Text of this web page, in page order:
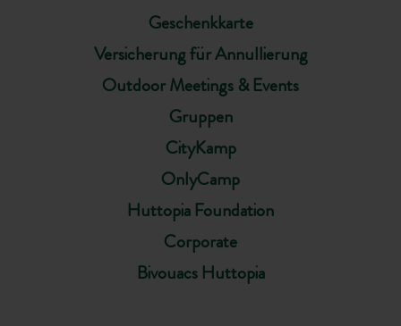
Geschenkkarte
Versicherung für Annullierung
Outdoor Meetings & Events
Gruppen
CityKamp
OnlyCamp
Huttopia Foundation
Corporate
Bivouacs Huttopia